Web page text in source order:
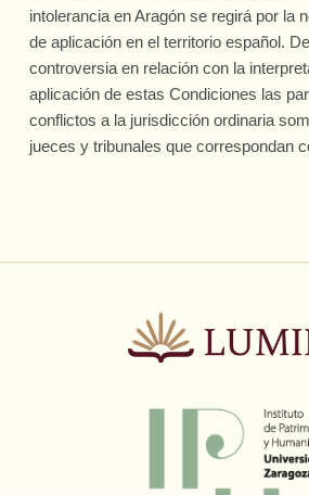
intolerancia en Aragónse regirá por la
de aplicación en el territorio español.
controversia en relación con la
aplicación de estas Condiciones las
conflictos a la jurisdicción ordinaria
jueces y tribunales que correspondan